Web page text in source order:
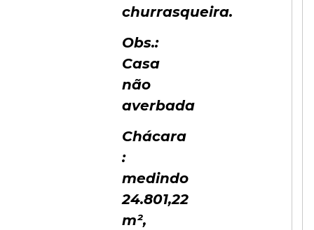
churrasqueira.
Obs.:
Casa
não
averbada
Chácara
:
medindo
24.801,22
m²,